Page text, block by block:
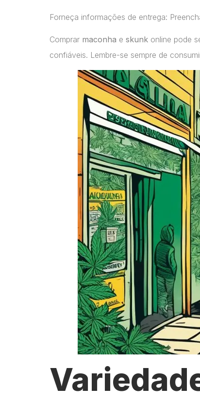
Forneça informações de entrega:
Comprar maconha e skunk online pode
confiáveis. Lembre-se sempre de